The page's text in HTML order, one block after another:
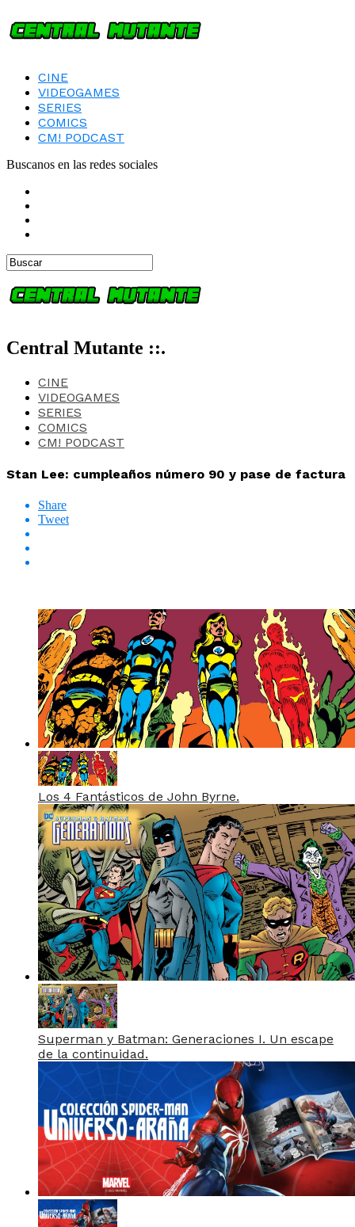
CINE
VIDEOGAMES
SERIES
COMICS
CM! PODCAST
Buscanos en las redes sociales
Central Mutante ::.
CINE
VIDEOGAMES
SERIES
COMICS
CM! PODCAST
Stan Lee: cumpleaños número 90 y pase de factura
Share
Tweet
Los 4 Fantásticos de John Byrne.
Superman y Batman: Generaciones I. Un escape
de la continuidad.